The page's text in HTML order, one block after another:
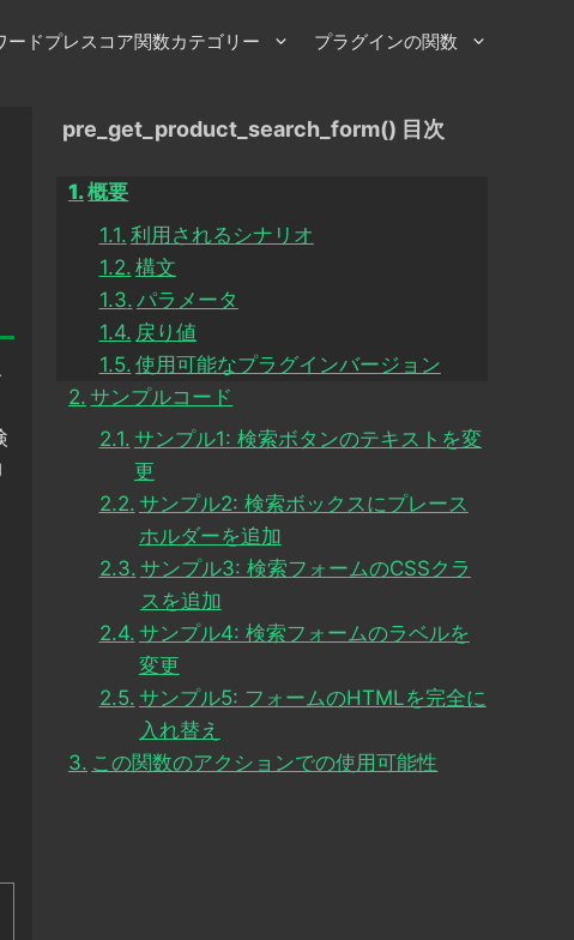
ードプレスコア関数カテゴリー プラグインの関数
pre_get_product_search_form() 目次
概要
利用されるシナリオ
構文
パラメータ
戻り値
使用可能なプラグインバージョン
サンプルコード
サンプル1: 検索ボタンのテキストを変
更
サンプル2: 検索ボックスにプレース
ホルダーを追加
サンプル3: 検索フォームのCSSクラ
スを追加
サンプル4: 検索フォームのラベルを
変更
サンプル5: フォームのHTMLを完全に
入れ替え
この関数のアクションでの使用可能性